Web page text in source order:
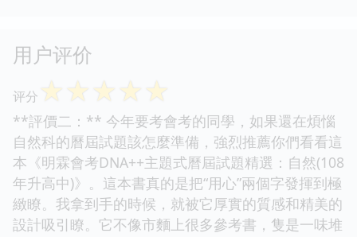
用户评价
评分 ☆☆☆☆☆
**評價二：** 今年要考會考的同學，如果還在煩惱
自然科的曆屆試題該怎麼準備，強烈推薦你們看看這
本《明霖會考DNA++主題式曆屆試題精選：自然(108
年升高中)》。這本書真的是把“用心”兩個字發揮到極
緻瞭。我拿到手的時候，就被它厚實的質感和精美的
設計吸引瞭。它不像市麵上很多參考書，隻是一味堆